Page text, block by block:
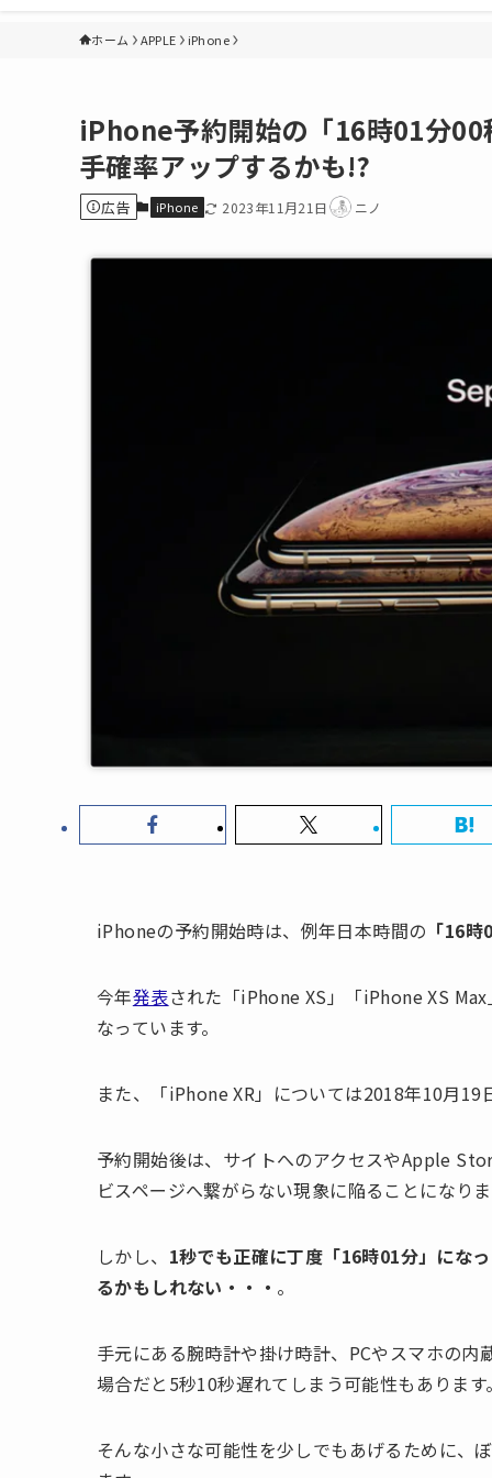
ホーム APPLE iPhone
iPhone予約開始の「16時01分00
手確率アップするかも!?
広告 iPhone 2023年11月21日 ニノ
iPhoneの予約開始時は、例年日本時間の 「16
今年発表された「iPhone XS」「iPhone XS
なっています。
また、「iPhone XR」については2018年10月19
予約開始後は、サイトへのアクセスやApple
ビスページへ繋がらない現象に陥ることになり
しかし、 1秒でも正確に丁度「16時01分」にな
るかもしれない・・・ 。
手元にある腕時計や掛け時計、PCやスマホの
場合だと5秒10秒遅れてしまう可能性もあります
そんな小さな可能性を少しでもあげるために、